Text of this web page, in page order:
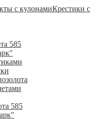
с кулонамиКрестики с
585
585